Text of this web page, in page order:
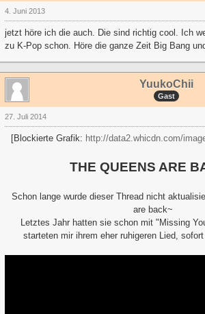
4. Juni 2013
jetzt höre ich die auch. Die sind richtig cool. Ich
zu K-Pop schon. Höre die ganze Zeit Big Bang
YuukoChii
Gast
27. Juli 2014
[Blockierte Grafik: http://data2.whicdn.com/
THE QUEENS ARE
Schon lange wurde dieser Thread nicht
are back~
Letztes Jahr hatten sie schon mit "Missing
starteten mir ihrem eher ruhigeren Lied,